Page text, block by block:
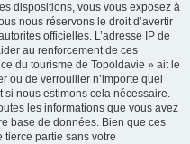
dispositions, vous vous exposez à
nous réservons le droit d’avertir
officielles. L’adresse IP de
au renforcement de ces
du tourisme de Topoldavie » ait le
ou de verrouiller n’importe quel
si nous estimons cela nécessaire.
les informations que vous avez
base de données. Bien que ces
tierce partie sans votre